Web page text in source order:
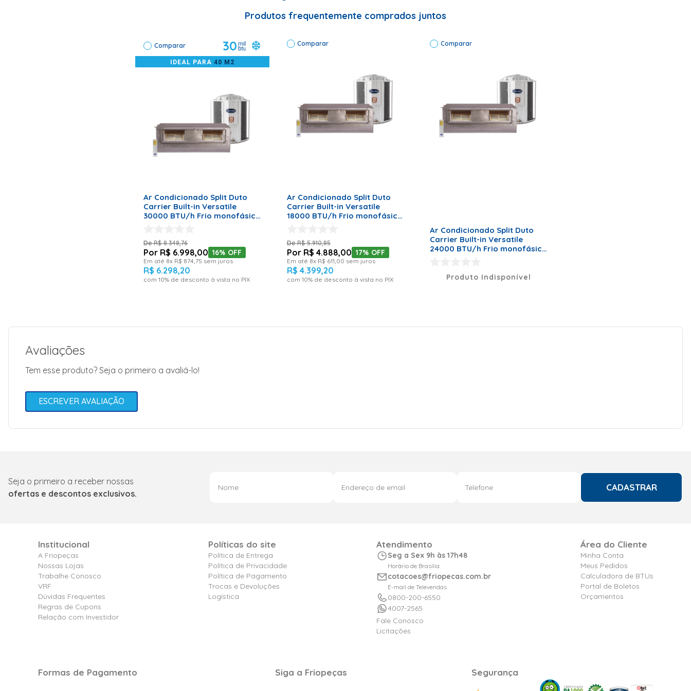
Os cuidados para se evitar que a ventilação do aparelho seja obstruída;
É importante lembrar que a instalação deve sempre ser acompanhada por profissionais habilitados.
Produtos frequentemente comprados juntos
Comparar 30
IDEAL PARA40 M2
Ar Condicionado Split Duto
Carrier Built-in Versatile
30000 BTU/h Frio monofásico
R$ 8.348,76
R$ 6.998,00 16% OFF
Em até 8x R$ 874 75 sem juros
R$ 6.298,20
com10% de desconto à vista no PIX
Comparar
Ar Condicionado Split Duto
Carrier Built-in Versatile
18000 BTU/h Frio monofásico
R$ 5.910,85
R$ 4.888,00 17% OFF
Em até 8x R$ 611 00 sem juros
R$ 4.399,20
com 10% de desconto à vista no PIX
Comparar
Ar Condicionado Split Duto
Carrier Built-in Versatile
24000 BTU/h Frio monofásico
Produto Indisponível
Avaliações
Tem esse produto? Seja o primeiro a avaliá-lo!
ESCREVER AVALIAÇÃO
Seja o primeiro a receber nossas
ofertas e descontos exclusivos.
CADASTRAR
Institucional
A Friopeças
Nossas Lojas
Trabalhe Conosco
VRF
Dúvidas Frequentes
Regras de Cupons
Relação com Investidor
Políticas do site
Política de Entrega
Política de Privacidade
Política de Pagamento
Trocas e Devoluções
Logística
Atendimento
Seg a Sex 9h às 17h48
Horário de Brasília
cotacoes@friopecas.com.br
E-mail de Televendas
0800-200-6550
4007-2565
Fale Conosco
Licitações
Área do Cliente
Minha Conta
Meus Pedidos
Calculadora de BTUs
Portal de Boletos
Orçamentos
Formas de Pagamento Siga a Friopeças Segurança